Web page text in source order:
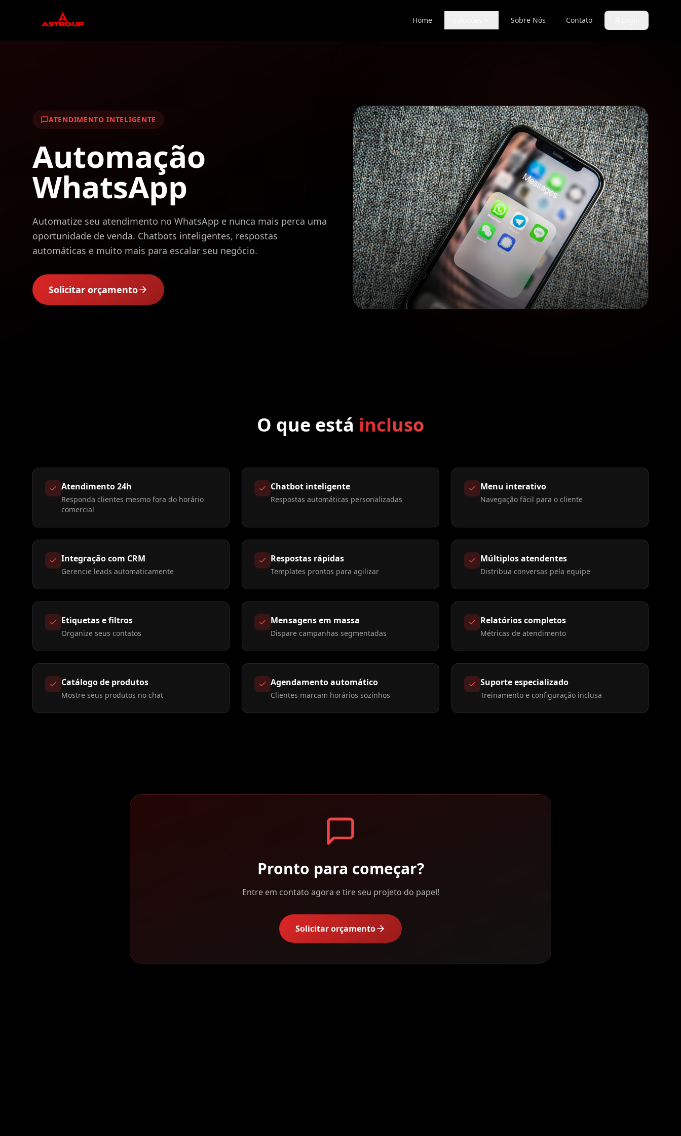
Home Sobre Nós Contato
ATENDIMENTO INTELIGENTE
Automação
WhatsApp
Automatize seu atendimento no WhatsApp e nunca mais perca uma
oportunidade de venda. Chatbots inteligentes, respostas
automáticas e muito mais para escalar seu negócio.
Solicitar orçamento
O que está incluso
Atendimento 24h
Responda clientes mesmo fora do horário
comercial
Chatbot inteligente
Respostas automáticas personalizadas
Menu interativo
Navegação fácil para o cliente
Integração com CRM
Gerencie leads automaticamente
Respostas rápidas
Templates prontos para agilizar
Múltiplos atendentes
Distribua conversas pela equipe
Etiquetas e filtros
Organize seus contatos
Mensagens em massa
Dispare campanhas segmentadas
Relatórios completos
Métricas de atendimento
Catálogo de produtos
Mostre seus produtos no chat
Agendamento automático
Clientes marcam horários sozinhos
Suporte especializado
Treinamento e configuração inclusa
Pronto para começar?
Entre em contato agora e tire seu projeto do papel!
Solicitar orçamento